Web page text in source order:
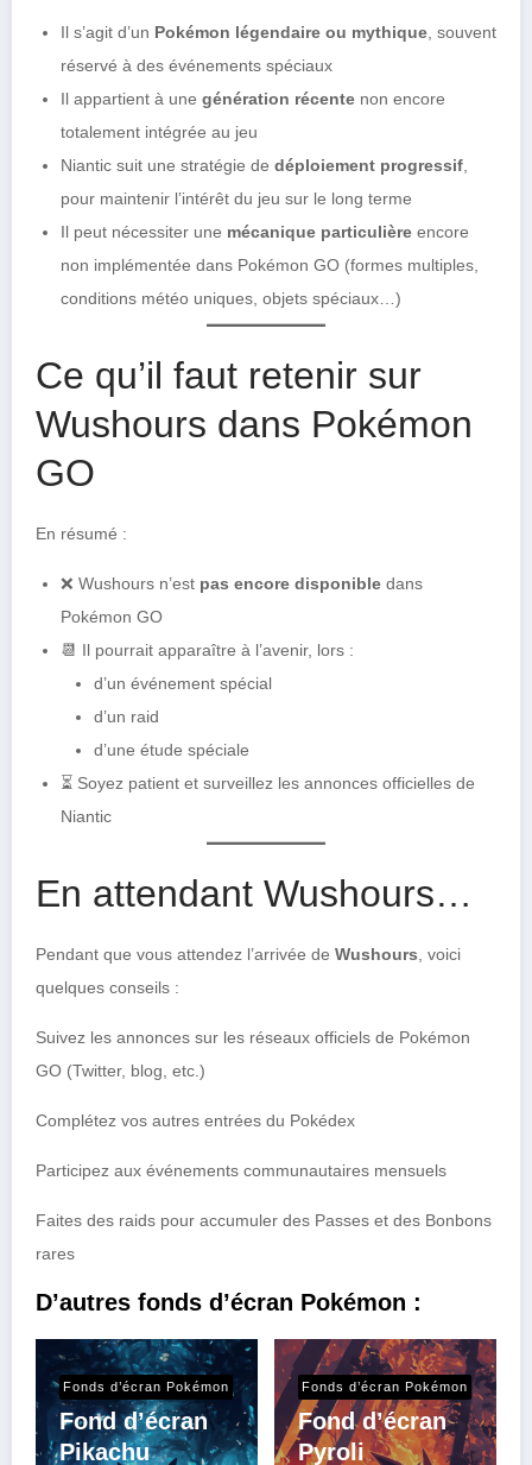
Il s’agit d’un Pokémon légendaire ou mythique , souvent
réservé à des événements spéciaux
Il appartient à une génération récente non encore
totalement intégrée au jeu
Niantic suit une stratégie de déploiement progressif
pour maintenir l’intérêt du jeu sur le long terme
Il peut nécessiter une mécanique particulière encore
non implémentée dans Pokémon GO (formes multiples,
conditions météo uniques, objets spéciaux…)
Ce qu’il faut retenir sur
Wushours dans Pokémon
GO
En résumé :
❌ Wushours n’est pas encore disponible dans
Pokémon GO
📆 Il pourrait apparaître à l’avenir, lors :
d’un événement spécial
d’un raid
d’une étude spéciale
⏳ Soyez patient et surveillez les annonces officielles de
Niantic
En attendant Wushours…
Pendant que vous attendez l’arrivée de Wushours , voici
quelques conseils :
Suivez les annonces sur les réseaux officiels de Pokémon
GO (Twitter, blog, etc.)
Complétez vos autres entrées du Pokédex
Participez aux événements communautaires mensuels
Faites des raids pour accumuler des Passes et des Bonbons
rares
D’autres fonds d’écran Pokémon :
Fonds d’écran Pokémon
Fond d’écran
Pikachu
Fonds d’écran Pokémon
Fond d’écran
Pyroli